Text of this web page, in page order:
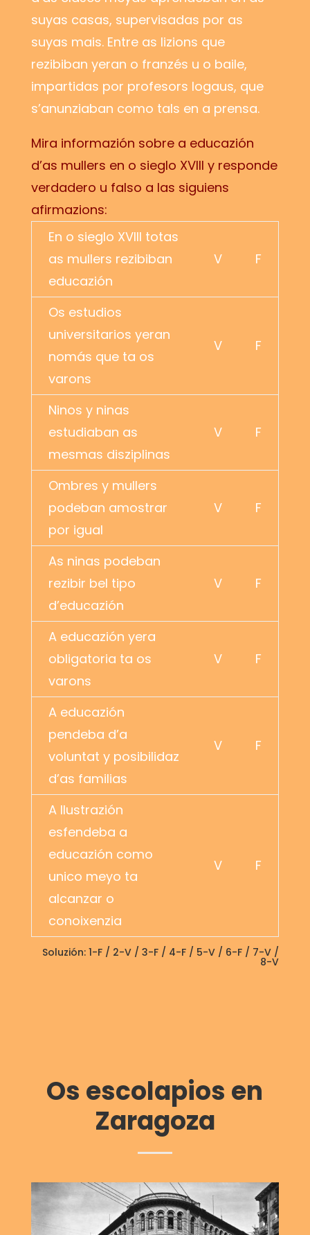
suyas casas, supervisadas por as
suyas mais. Entre as lizions que
rezibiban yeran o franzés u o baile,
impartidas por profesors logaus, que
s’anunziaban como tals en a prensa.
Mira informazión sobre a educazión
d’as mullers en o sieglo XVIII y responde
verdadero u falso a las siguiens
afirmazions:
En o sieglo XVIII totas
as mullers rezibiban
educazión
V F
Os estudios
universitarios yeran
nomás que ta os
varons
V F
Ninos y ninas
estudiaban as
mesmas disziplinas
V F
Ombres y mullers
podeban amostrar
por igual
V F
As ninas podeban
rezibir bel tipo
d’educazión
V F
A educazión yera
obligatoria ta os
varons
V F
A educazión
pendeba d’a
voluntat y posibilidaz
d’as familias
V F
A Ilustrazión
esfendeba a
educazión como
unico meyo ta
alcanzar o
conoixenzia
V F
Soluzión: 1-F / 2-V / 3-F / 4-F / 5-V / 6-F / 7-V /
8-V
Os escolapios en
Zaragoza